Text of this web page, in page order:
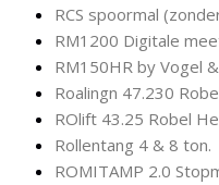
RCS
RM1200 Digitale
RM150HR by Vogel
Roalingn 47.230
ROlift 43.25 Robel
Rollentang 4 & 8 ton.
ROMITAMP 2.0